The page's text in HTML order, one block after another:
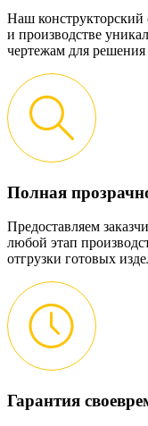
Наш конструкторский
и производстве
чертежам для решения
Полная
Предоставляем
любой этап
отгрузки готовых
Гарантия